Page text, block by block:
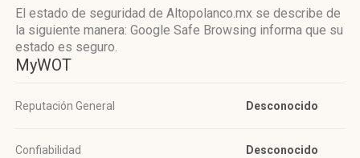
El estado de seguridad de Altopolanco.mx se describe de
la siguiente manera: Google Safe Browsing informa que su
estado es seguro.
MyWOT
Reputación General Desconocido
Confiabilidad
Desconocido